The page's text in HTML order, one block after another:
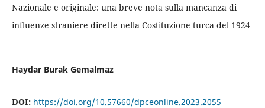
Nazionale e originale: una breve nota sulla mancanza di
influenze straniere dirette nella Costituzione turca del 1924
Haydar Burak Gemalmaz
DOI: https://doi.org/10.57660/dpceonline.2023.2055